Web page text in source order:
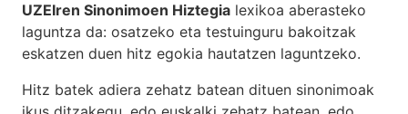
UZEIren Sinonimoen Hiztegia lexikoa aberasteko
laguntza da: osatzeko eta testuinguru bakoitzak
eskatzen duen hitz egokia hautatzen laguntzeko.
Hitz batek adiera zehatz batean dituen sinonimoak